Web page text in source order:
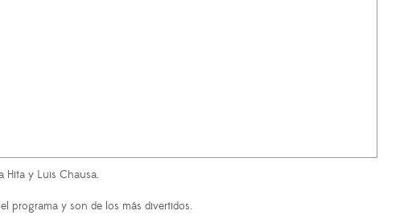
Hita y Luis Chausa.
programa y son de los más divertidos.